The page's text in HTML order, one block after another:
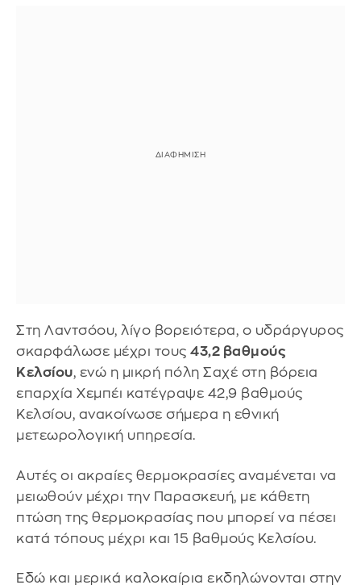
Στη Λαντσόου, λίγο βορειότερα, ο υδράργυρος
σκαρφάλωσε μέχρι τους 43,2 βαθμούς
Κελσίου, ενώ η μικρή πόλη Σαχέ στη βόρεια
επαρχία Χεμπέι κατέγραψε 42,9 βαθμούς
Κελσίου, ανακοίνωσε σήμερα η εθνική
μετεωρολογική υπηρεσία.
Αυτές οι ακραίες θερμοκρασίες αναμένεται να
μειωθούν μέχρι την Παρασκευή, με κάθετη
πτώση της θερμοκρασίας που μπορεί να πέσει
κατά τόπους μέχρι και 15 βαθμούς Κελσίου.
Εδώ και μερικά καλοκαίρια εκδηλώνονται στην